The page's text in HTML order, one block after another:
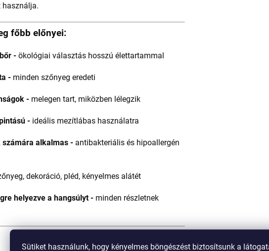
Sütiket használunk, hogy kényelmes böngészést biztosítsunk a
használja.
főbb előnyei:
- ökológiai választás hosszú élettartammal
- minden szőnyeg eredeti
- melegen tart, miközben lélegzik
- ideális mezítlábas használatra
alkalmas - antibakteriális és hipoallergén
dekoráció, pléd, kényelmes alátét
helyezve a hangsúlyt - minden részletnek